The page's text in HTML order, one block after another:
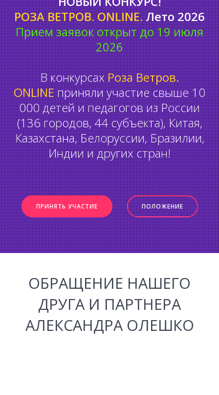
РОЗА ВЕТРОВ. ONLINE.Лето 2026
Прием заявок открыт до 19 июля
2026
В конкурсахРоза Ветров.
ONLINEприняли участие свыше 10
000 детей и педагогов из России
(136 городов, 44 субъекта), Китая,
Казахстана, Белоруссии, Бразилии,
Индии и других стран!
ПРИНЯТЬ УЧАСТИЕ ПОЛОЖЕНИЕ
ОБРАЩЕНИЕ НАШЕГО
ДРУГА И ПАРТНЕРА
АЛЕКСАНДРА ОЛЕШКО